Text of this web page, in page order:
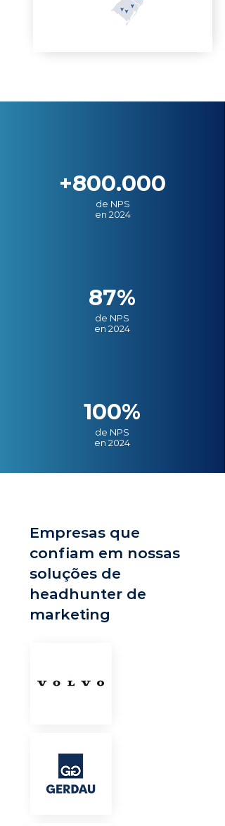
+800.000
de NPS
en 2024
87%
de NPS
en 2024
100%
de NPS
en 2024
Empresas que
confiam em nossas
soluções de
headhunter de
marketing